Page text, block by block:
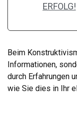
ERFOLG!
Beim
Informationen,
durch Erfahrungen
wie Sie dies in Ihr